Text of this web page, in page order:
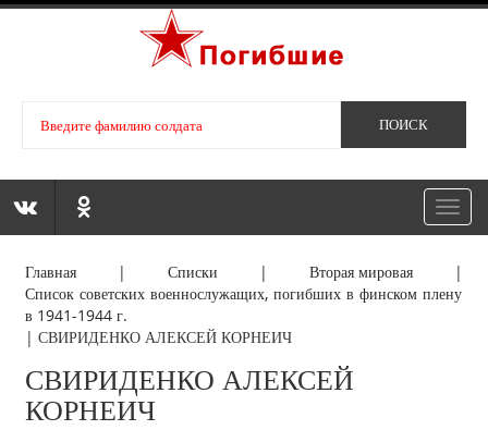
Главная |Списки | Вторая мировая|
Список советских военнослужащих, погибших в финском плену
в 1941-1944 г.
|СВИРИДЕНКО АЛЕКСЕЙ КОРНЕИЧ
СВИРИДЕНКО АЛЕКСЕЙ
КОРНЕИЧ